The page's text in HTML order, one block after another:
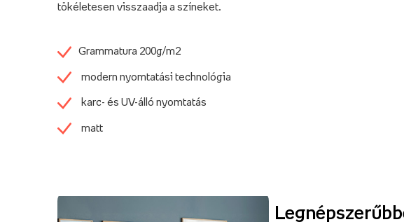
tökéletesen visszaadja a színeket.
Grammatura 200g/m2
modern nyomtatási technológia
karc- és UV-álló nyomtatás
matt